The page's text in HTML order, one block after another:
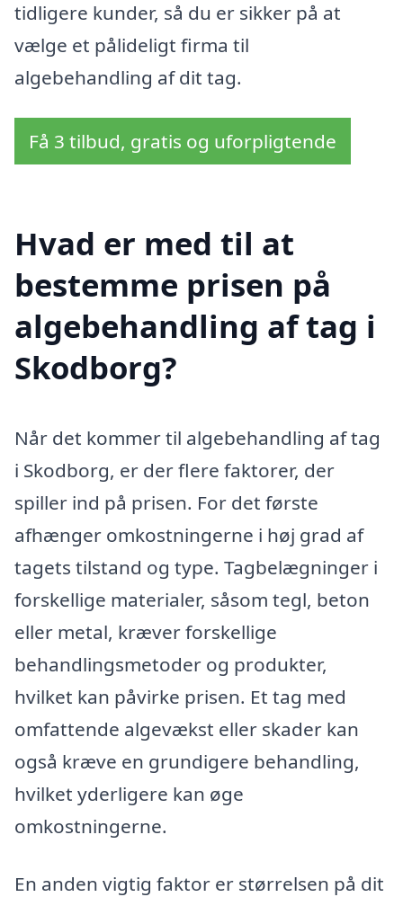
tidligere kunder, så du er sikker på at
vælge et pålideligt firma til
algebehandling af dit tag.
Få 3 tilbud, gratis og uforpligtende
Hvad er med til at
bestemme prisen på
algebehandling af tag i
Skodborg?
Når det kommer til algebehandling af tag
i Skodborg, er der flere faktorer, der
spiller ind på prisen. For det første
afhænger omkostningerne i høj grad af
tagets tilstand og type. Tagbelægninger i
forskellige materialer, såsom tegl, beton
eller metal, kræver forskellige
behandlingsmetoder og produkter,
hvilket kan påvirke prisen. Et tag med
omfattende algevækst eller skader kan
også kræve en grundigere behandling,
hvilket yderligere kan øge
omkostningerne.
En anden vigtig faktor er størrelsen på dit